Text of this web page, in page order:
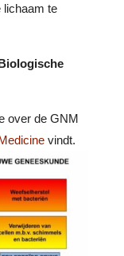
lichaam te
over de GNM
vindt.